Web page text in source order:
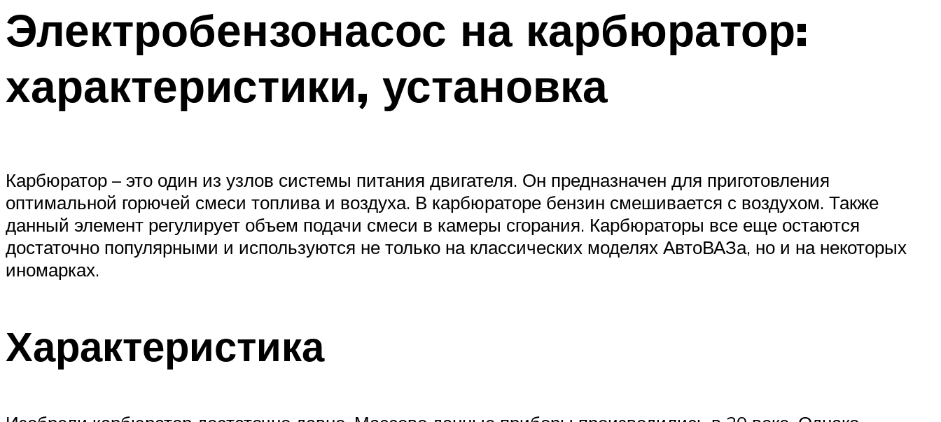
Электробензонасос на карбюратор:
характеристики, установка
Карбюратор – это один из узлов системы питания двигателя. Он предназначен для приготовления
оптимальной горючей смеси топлива и воздуха. В карбюраторе бензин смешивается с воздухом. Также
данный элемент регулирует объем подачи смеси в камеры сгорания. Карбюраторы все еще остаются
достаточно популярными и используются не только на классических моделях АвтоВАЗа, но и на некоторых
иномарках.
Характеристика